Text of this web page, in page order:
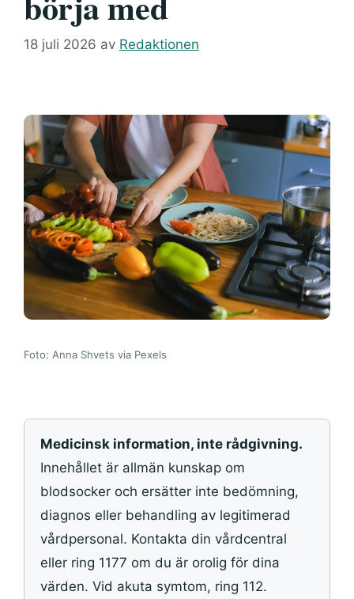
18 juli 2026 av Redaktionen
Foto: Anna Shvets via Pexels
Medicinsk information, inte rådgivning.
Innehållet är allmän kunskap om
blodsocker och ersätter inte bedömning,
diagnos eller behandling av legitimerad
vårdpersonal. Kontakta din vårdcentral
eller ring 1177 om du är orolig för dina
värden. Vid akuta symtom, ring 112.